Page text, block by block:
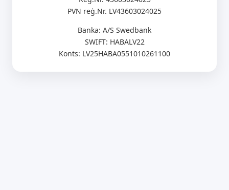
PVN reģ.Nr. LV43603024025
Banka: A/S Swedbank
SWIFT: HABALV22
Konts: LV25HABA0551010261100